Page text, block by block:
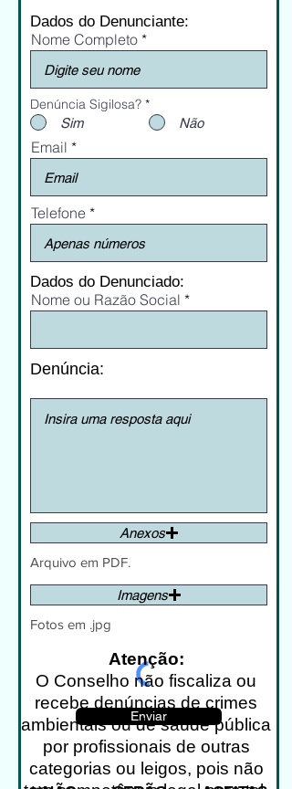
Dados do Denunciante:
Nome Completo
Denúncia Sigilosa? *
Sim Não
Email
Telefone
Dados do Denunciado:
Nome ou Razão Social
Denúncia:
Anexos
Arquivo em PDF.
Imagens
Fotos em .jpg
Enviar
Atenção:
O Conselho não fiscaliza ou
recebe denúncias de crimes
ambientais ou de saúde pública
por profissionais de outras
categorias ou leigos, pois não